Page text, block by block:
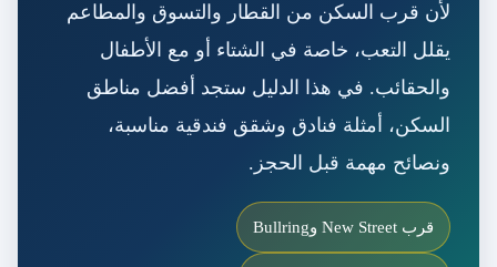
لأن قرب السكن من القطار والتسوق والمطاعم
يقلل التعب، خاصة في الشتاء أو مع الأطفال
والحقائب. في هذا الدليل ستجد أفضل مناطق
السكن، أمثلة فنادق وشقق فندقية مناسبة،
ونصائح مهمة قبل الحجز.
قرب New Street وBullring